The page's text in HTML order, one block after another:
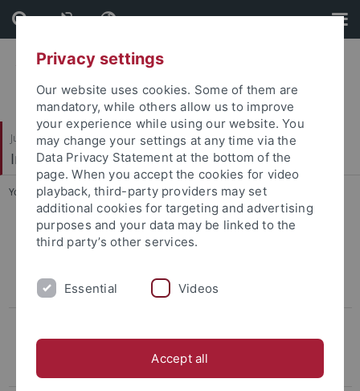
Skip
to
content
Skip
to
footer
Juristische Fakultät
Institut für Kriminologie
You are here: Startseite ... Erhebungsbogen
Evaluation der Sozialen Diagnostik und daran anschließender
BW)
Muslim*innen im Jugendstrafvollzug – Chancen und
Herausforderungen für eine gelingende Integration
Privacy settings
Our website uses cookies. Some of them are
mandatory, while others allow us to improve
your experience while using our website. You
may change your settings at any time via the
Data Privacy Statement at the bottom of the
page. When you accept the cookies for video
playback, third-party providers may set
additional cookies for targeting and advertising
purposes and your data may be linked to the
third party’s other services.
Essential Videos
Accept all